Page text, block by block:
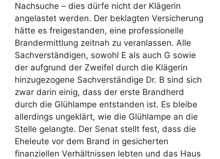
Nachsuche – dies dürfe nicht der Klägerin
angelastet werden. Der beklagten Versicherung
hätte es freigestanden, eine professionelle
Brandermittlung zeitnah zu veranlassen. Alle
Sachverständigen, sowohl E als auch G sowie
der aufgrund der Zweifel durch die Klägerin
hinzugezogene Sachverständige Dr. B sind sich
zwar darin einig, dass der erste Brandherd
durch die Glühlampe entstanden ist. Es bleibe
allerdings ungeklärt, wie die Glühlampe an die
Stelle gelangte. Der Senat stellt fest, dass die
Eheleute vor dem Brand in gesicherten
finanziellen Verhältnissen lebten und das Haus